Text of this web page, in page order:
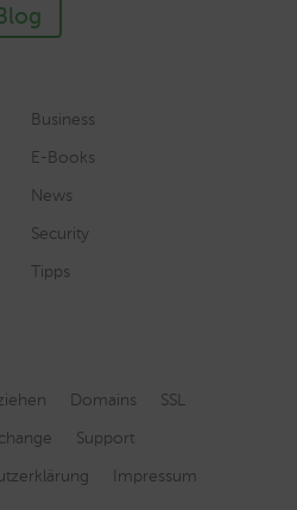
Business
E-Books
News
Security
Tipps
Domains
SSL
Support
Impressum